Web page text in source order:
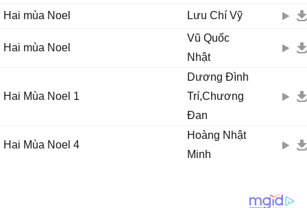
Hai mùa Noel
Lưu Chí Vỹ
Hai mùa Noel
Vũ Quốc
Nhật
Hai Mùa Noel 1
Dương Đình
Trí,Chương
Đan
Hai Mùa Noel 4
Hoàng Nhật
Minh